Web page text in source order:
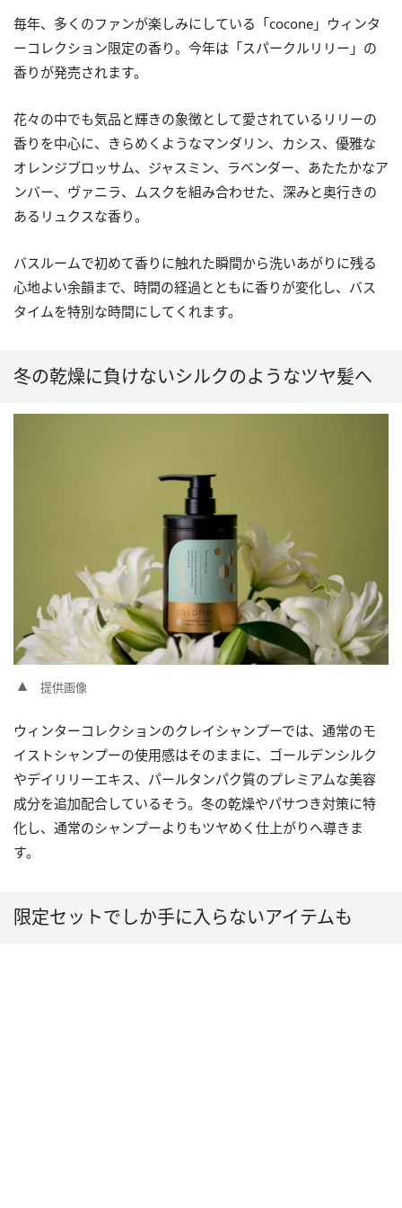
毎年、多くのファンが楽しみにしている「cocone」ウィンタ
ーコレクション限定の香り。今年は「スパークルリリー」の
香りが発売されます。
花々の中でも気品と輝きの象徴として愛されているリリーの
香りを中心に、きらめくようなマンダリン、カシス、優雅な
オレンジブロッサム、ジャスミン、ラベンダー、あたたかなア
ンバー、ヴァニラ、ムスクを組み合わせた、深みと奥行きの
あるリュクスな香り。
バスルームで初めて香りに触れた瞬間から洗いあがりに残る
心地よい余韻まで、時間の経過とともに香りが変化し、バス
タイムを特別な時間にしてくれます。
冬の乾燥に負けないシルクのようなツヤ髪へ
提供画像
ウィンターコレクションのクレイシャンプーでは、通常のモ
イストシャンプーの使用感はそのままに、ゴールデンシルク
やデイリリーエキス、パールタンパク質のプレミアムな美容
成分を追加配合しているそう。冬の乾燥やパサつき対策に特
化し、通常のシャンプーよりもツヤめく仕上がりへ導きま
す。
限定セットでしか手に入らないアイテムも